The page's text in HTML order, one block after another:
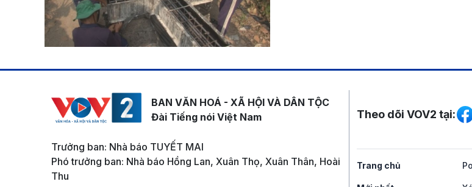
BAN VĂN HOÁ - XÃ HỘI VÀ DÂN TỘC
Đài Tiếng nói Việt Nam
Trưởng ban: Nhà báo TUYẾT MAI
Phó trưởng ban: Nhà báo Hồng Lan, Xuân Thọ, Xuân Thân, Hoài
Thu
Mạng xã hội
Theo dõi VOV2 tại:
Trang chủ